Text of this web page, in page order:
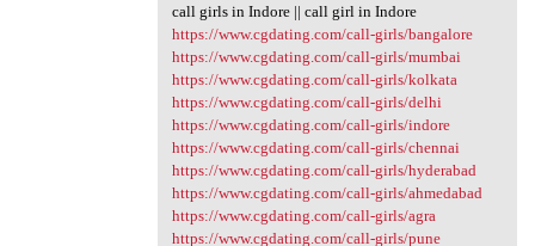
call girls in Indore || call girl in Indore
https://www.cgdating.com/call-girls/bangalore
https://www.cgdating.com/call-girls/mumbai
https://www.cgdating.com/call-girls/kolkata
https://www.cgdating.com/call-girls/delhi
https://www.cgdating.com/call-girls/indore
https://www.cgdating.com/call-girls/chennai
https://www.cgdating.com/call-girls/hyderabad
https://www.cgdating.com/call-girls/ahmedabad
https://www.cgdating.com/call-girls/agra
https://www.cgdating.com/call-girls/pune